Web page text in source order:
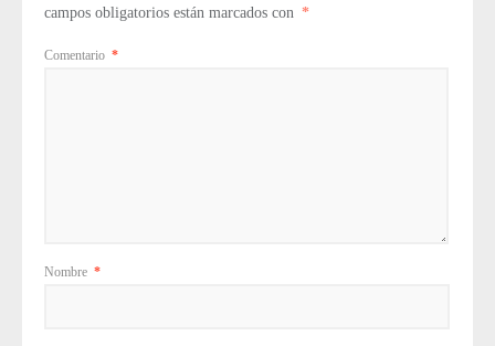
campos obligatorios están marcados con *
Comentario *
Nombre *